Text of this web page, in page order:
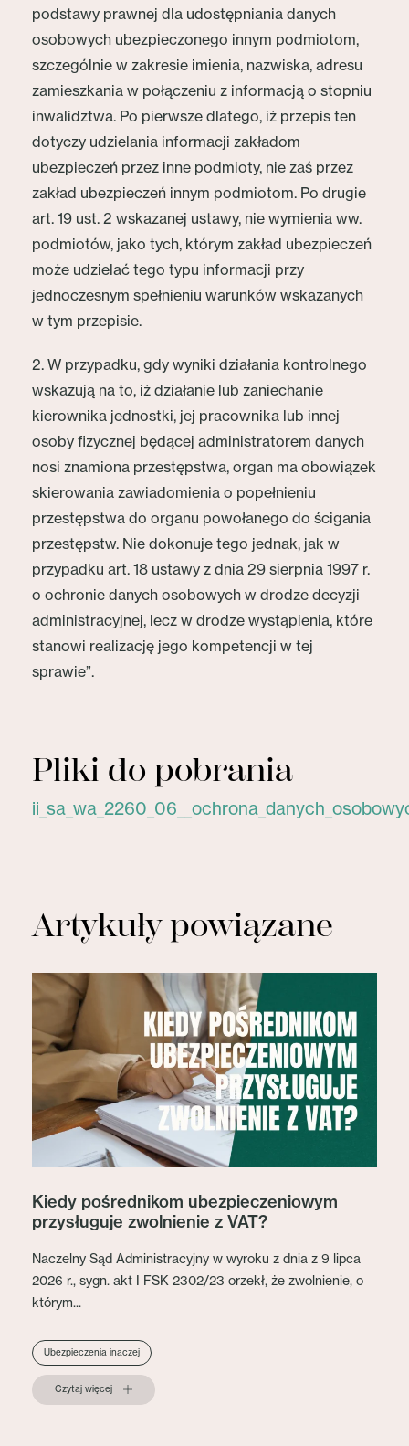
podstawy prawnej dla udostępniania danych
osobowych ubezpieczonego innym podmiotom,
szczególnie w zakresie imienia, nazwiska, adresu
zamieszkania w połączeniu z informacją o stopniu
inwalidztwa. Po pierwsze dlatego, iż przepis ten
dotyczy udzielania informacji zakładom
ubezpieczeń przez inne podmioty, nie zaś przez
zakład ubezpieczeń innym podmiotom. Po drugie
art. 19 ust. 2 wskazanej ustawy, nie wymienia ww.
podmiotów, jako tych, którym zakład ubezpieczeń
może udzielać tego typu informacji przy
jednoczesnym spełnieniu warunków wskazanych
w tym przepisie.
2. W przypadku, gdy wyniki działania kontrolnego
wskazują na to, iż działanie lub zaniechanie
kierownika jednostki, jej pracownika lub innej
osoby fizycznej będącej administratorem danych
nosi znamiona przestępstwa, organ ma obowiązek
skierowania zawiadomienia o popełnieniu
przestępstwa do organu powołanego do ścigania
przestępstw. Nie dokonuje tego jednak, jak w
przypadku art. 18 ustawy z dnia 29 sierpnia 1997 r.
o ochronie danych osobowych w drodze decyzji
administracyjnej, lecz w drodze wystąpienia, które
stanowi realizację jego kompetencji w tej
sprawie”.
Pliki do pobrania
Artykuły powiązane
Kiedy pośrednikom ubezpieczeniowym
przysługuje zwolnienie z VAT?
Naczelny Sąd Administracyjny w wyroku z dnia z 9 lipca
2026 r., sygn. akt I FSK 2302/23 orzekł, że zwolnienie, o
którym...
Ubezpieczenia inaczej
Czytaj więcej